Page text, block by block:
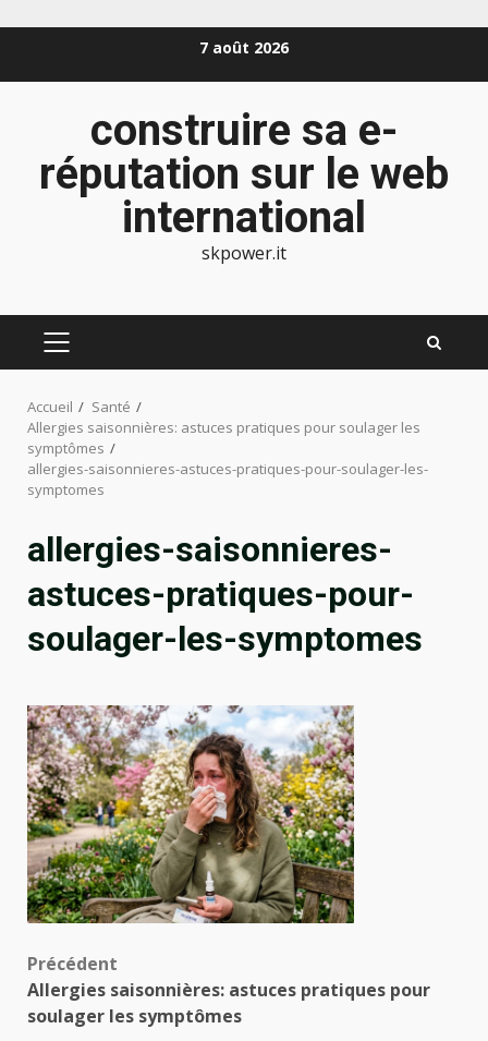
7 août 2026
construire sa e-
réputation sur le web
international
skpower.it
MENU
Accueil
Santé
Allergies saisonnières: astuces pratiques pour soulager les
symptômes
allergies-saisonnieres-astuces-pratiques-pour-soulager-les-
symptomes
allergies-saisonnieres-
astuces-pratiques-pour-
soulager-les-symptomes
Navigation
d’article
Précédent
Allergies saisonnières: astuces pratiques pour
soulager les symptômes